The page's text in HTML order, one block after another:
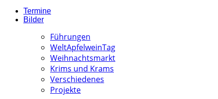
Termine
Bilder
Führungen
WeltApfelweinTag
Weihnachtsmarkt
Krims und Krams
Verschiedenes
Projekte